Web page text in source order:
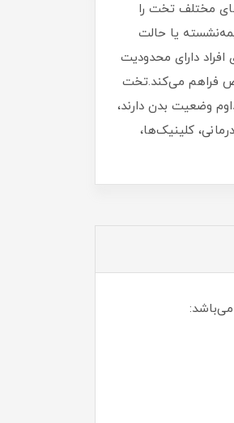
مختلف تخت را
یا حالت
دارای محدودیت
فراهم می‌کند.تخت
وضعیت بدن دارند،
کلینیک‌ها،